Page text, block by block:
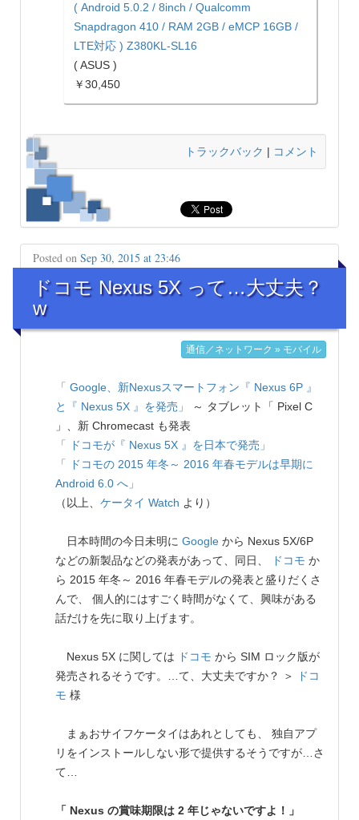
( Android 5.0.2 / 8inch / Qualcomm
Snapdragon 410 / RAM 2GB / eMCP 16GB /
LTE対応 ) Z380KL-SL16
( ASUS )
￥30,450
トラックバック | コメント
Posted on Sep 30, 2015 at 23:46
ドコモ Nexus 5X って…大丈夫？
w
通信／ネットワーク » モバイル
「 Google、新Nexusスマートフォン『 Nexus 6P 』
と『 Nexus 5X 』を発売」
～ タブレット「 Pixel C
」、新 Chromecast も発表
「 ドコモが『 Nexus 5X 』を日本で発売」
「 ドコモの 2015 年冬～ 2016 年春モデルは早期に
Android 6.0 へ」
（以上、 ケータイ Watch より）
日本時間の今日未明に Google から Nexus 5X/6P
などの新製品などの発表があって、同日、
ドコモ か
ら 2015 年冬～ 2016 年春モデルの発表と盛りだくさ
んで、 個人的にはすごく時間がなくて、興味がある
話だけを先に取り上げます。
Nexus 5X に関しては ドコモ から SIM ロック版が
発売されるそうです。…て、大丈夫ですか？ ＞
ドコ
モ 様
まぁおサイフケータイはあれとしても、 独自アプ
リをインストールしない形で提供するそうですが…さ
て…
「 Nexus の賞味期限は 2 年じゃないですよ！」